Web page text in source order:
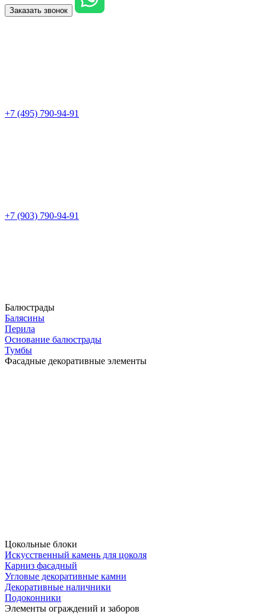
Заказать звонок
+7 (495) 790-94-91
+7 (903) 790-94-91
Балюстрады
Балясины
Перила
Основание балюстрады
Тумбы
Фасадные декоративные элементы
Цокольные блоки
Искусственный камень для цоколя
Карниз фасадный
Угловые декоративные камни
Декоративные наличники
Подоконники
Элементы ограждений и заборов